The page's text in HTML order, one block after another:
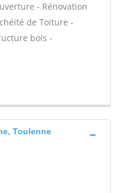
- Rénovation
de Toiture -
bois -
Toulenne